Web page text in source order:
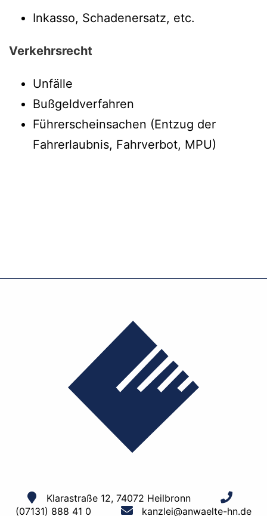
Inkasso, Schadenersatz, etc.
Verkehrsrecht
Unfälle
Bußgeldverfahren
Führerscheinsachen (Entzug der
Fahrerlaubnis, Fahrverbot, MPU)
Klarastraße 12, 74072 Heilbronn
(07131) 888 41 0
kanzlei@anwaelte-hn.de